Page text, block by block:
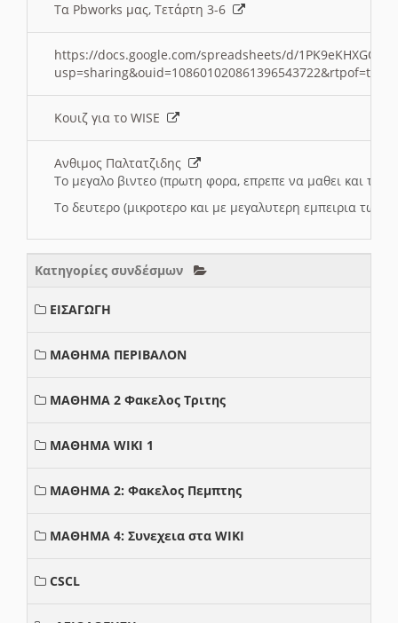
Τα Pbworks μας, Τετάρτη 3-6
https://docs.google.com/spreadsheets/d/
Κουιζ για το WISE
Ανθιμος Παλτατζιδης
Το μεγαλο βιντεο (πρωτη φορα, επρεπε να μαθει και το
Το δευτερο (μικροτερο και με μεγαλυτερη εμπειρια
Κατηγορίες συνδέσμων
ΕΙΣΑΓΩΓΗ
ΜΑΘΗΜΑ ΠΕΡΙΒΑΛΟΝ
ΜΑΘΗΜΑ 2 Φακελος Τριτης
ΜΑΘΗΜΑ WIKI 1
ΜΑΘΗΜΑ 2: Φακελος Πεμπτης
ΜΑΘΗΜΑ 4: Συνεχεια στα WIKI
CSCL